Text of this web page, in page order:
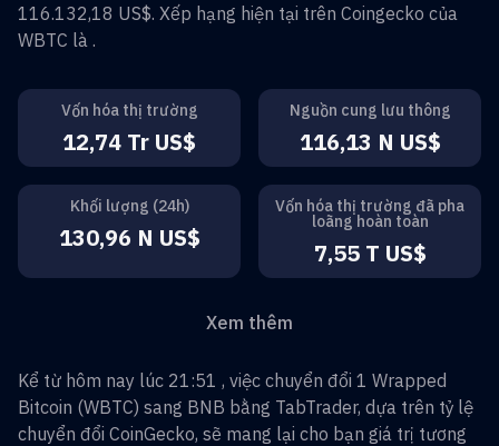
116.132,18 US$. Xếp hạng hiện tại trên Coingecko của
WBTC là .
Vốn hóa thị trường
12,74 Tr US$
Nguồn cung lưu thông
116,13 N US$
Khối lượng (24h)
130,96 N US$
Vốn hóa thị trường đã pha
loãng hoàn toàn
7,55 T US$
Xem thêm
Kể từ hôm nay lúc 21:51 , việc chuyển đổi 1 Wrapped
Bitcoin (WBTC) sang BNB bằng TabTrader, dựa trên tỷ lệ
chuyển đổi CoinGecko, sẽ mang lại cho bạn giá trị tương